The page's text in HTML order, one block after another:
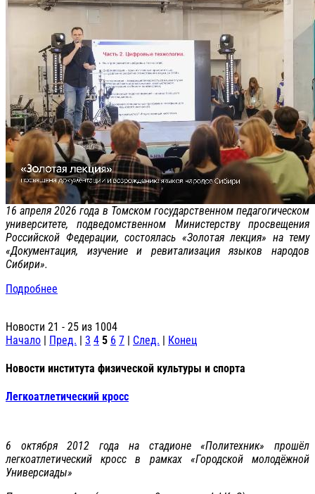
16 апреля 2026 года в Томском государственном педагогическом
университете, подведомственном Министерству просвещения
Российской Федерации, состоялась «Золотая лекция» на тему
«Документация, изучение и ревитализация языков народов
Сибири».
Подробнее
Новости 21 - 25 из 1004
Начало | Пред. | 3 4 5 6 7 | След. | Конец
Новости института физической культуры и спорта
Легкоатлетический кросс
6 октября 2012 года на стадионе «Политехник» прошёл
легкоатлетический кросс в рамках «Городской молодёжной
Универсиады»